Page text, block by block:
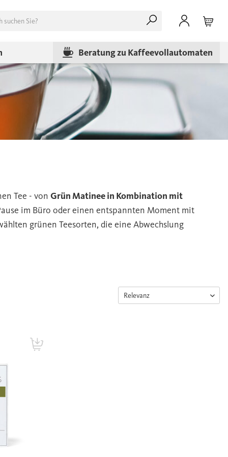
Beratung zu Kaffeevollautomaten
Tee - von Grün Matinee in Kombination mit
im Büro oder einen entspannten Moment mit
grünen Teesorten, die eine Abwechslung